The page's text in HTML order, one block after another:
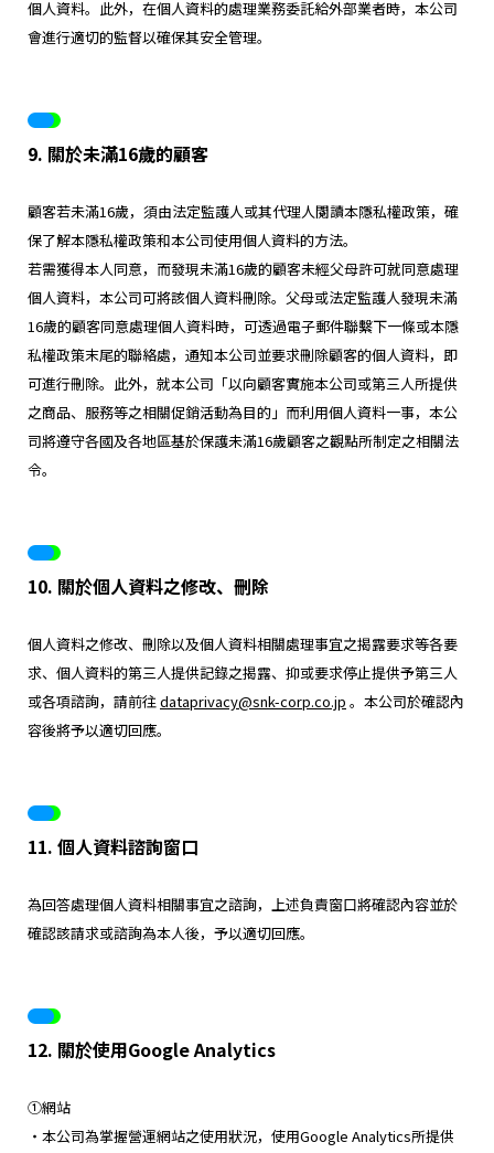
個人資料。此外，在個人資料的處理業務委託給外部業者時，本公司
會進行適切的監督以確保其安全管理。
9. 關於未滿16歲的顧客
顧客若未滿16歲，須由法定監護人或其代理人閱讀本隱私權政策，確
保了解本隱私權政策和本公司使用個人資料的方法。
若需獲得本人同意，而發現未滿16歲的顧客未經父母許可就同意處理
個人資料，本公司可將該個人資料刪除。父母或法定監護人發現未滿
16歲的顧客同意處理個人資料時，可透過電子郵件聯繫下一條或本隱
私權政策末尾的聯絡處，通知本公司並要求刪除顧客的個人資料，即
可進行刪除。此外，就本公司「以向顧客實施本公司或第三人所提供
之商品、服務等之相關促銷活動為目的」而利用個人資料一事，本公
司將遵守各國及各地區基於保護未滿16歲顧客之觀點所制定之相關法
令。
10. 關於個人資料之修改、刪除
個人資料之修改、刪除以及個人資料相關處理事宜之揭露要求等各要
求、個人資料的第三人提供記錄之揭露、抑或要求停止提供予第三人
或各項諮詢，請前往dataprivacy@snk-corp.co.jp 。本公司於確認內
容後將予以適切回應。
11. 個人資料諮詢窗口
為回答處理個人資料相關事宜之諮詢，上述負責窗口將確認內容並於
確認該請求或諮詢為本人後，予以適切回應。
12. 關於使用Google Analytics
①網站
・本公司為掌握營運網站之使用狀況，使用Google Analytics所提供